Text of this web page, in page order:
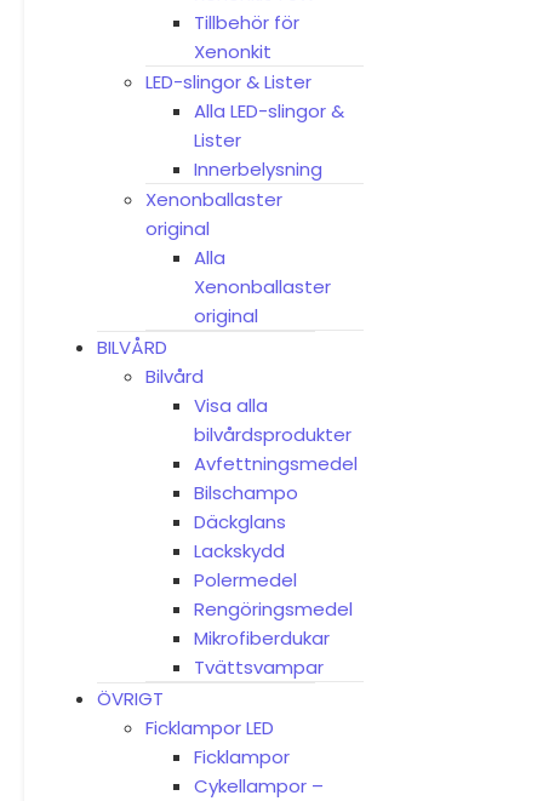
Tillbehör för
Xenonkit
LED-slingor & Lister
Alla LED-slingor &
Lister
Innerbelysning
Xenonballaster
original
Alla
Xenonballaster
original
BILVÅRD
Bilvård
Visa alla
bilvårdsprodukter
Avfettningsmedel
Bilschampo
Däckglans
Lackskydd
Polermedel
Rengöringsmedel
Mikrofiberdukar
Tvättsvampar
ÖVRIGT
Ficklampor LED
Ficklampor
Cykellampor –